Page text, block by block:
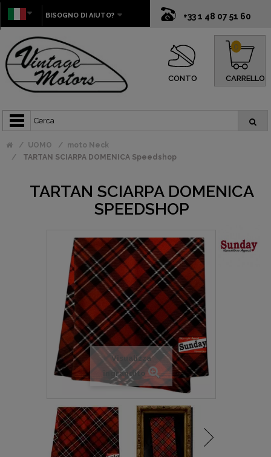
+33 1 48 07 51 60
BISOGNO DI AIUTO?
CONTO CARRELLO
0
UOMO
moto Neck
TARTAN SCIARPA DOMENICA Speedshop
TARTAN SCIARPA DOMENICA
SPEEDSHOP
Visualizza
ingrandito